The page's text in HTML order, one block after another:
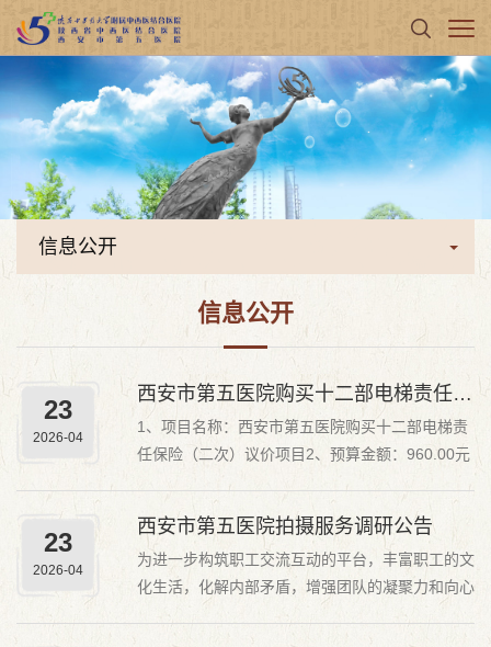
信息公开
信息公开
23
2026-04
西安市第五医院购买十二部电梯责任保险（二次）议价公告
1、项目名称：西安市第五医院购买十二部电梯责
任保险（二次）议价项目2、预算金额：960.00元
后的营业执照）、银行开户许可证、公司及代理人
社保缴纳证明、法人授权书；5、 报名地点：西安
市第五医院...
23
2026-04
西安市第五医院拍摄服务调研公告
为进一步构筑职工交流互动的平台，丰富职工的文
化生活，化解内部矛盾，增强团队的凝聚力和向心
力，营造“相亲相爱 · 相互扶持 · 相互帮助 · 共同